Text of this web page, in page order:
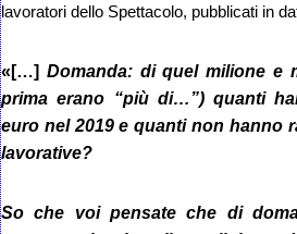
lavoratori dello Spettacolo, pubblicati in
«[…] Domanda: di quel milione e
prima erano “più di…”) quanti
euro nel 2019 equanti non hanno
lavorative?
So che voi pensate che di